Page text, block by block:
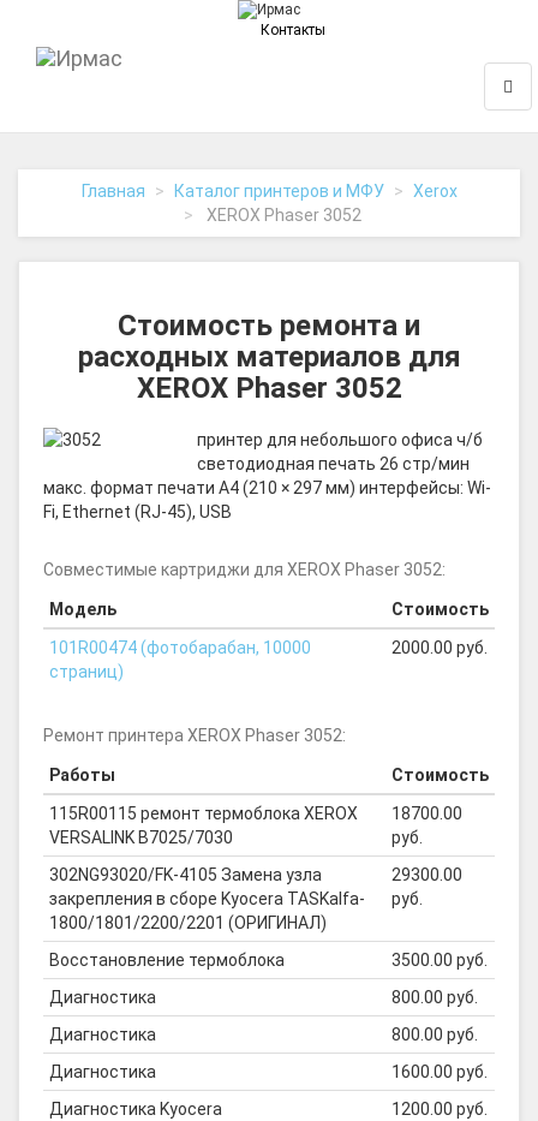
Контакты
Главная Каталог принтеров и МФУ
Xerox
XEROX Phaser 3052
Стоимость ремонта и
расходных материалов для
XEROX Phaser 3052
принтер для небольшого офиса ч/б
светодиодная печать 26 стр/мин
макс. формат печати A4 (210 × 297 мм) интерфейсы: Wi-
Fi, Ethernet (RJ-45), USB
Совместимые картриджи для XEROX Phaser 3052:
Модель
Стоимость
101R00474 (фотобарабан, 10000
страниц)
2000.00 руб.
Ремонт принтера XEROX Phaser 3052:
Работы
Стоимость
115R00115 ремонт термоблока XEROX
VERSALINK B7025/7030
18700.00
руб.
302NG93020/FK-4105 Замена узла
закрепления в сборе Kyocera TASKalfa-
1800/1801/2200/2201 (ОРИГИНАЛ)
29300.00
руб.
Восстановление термоблока
3500.00 руб.
Диагностика
800.00 руб.
Диагностика
800.00 руб.
Диагностика
1600.00 руб.
Диагностика Kyocera
1200.00 руб.